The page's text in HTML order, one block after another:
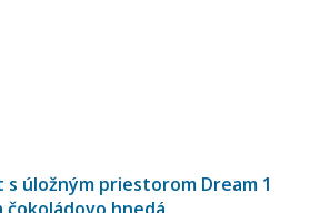
úložným priestorom Dream 1